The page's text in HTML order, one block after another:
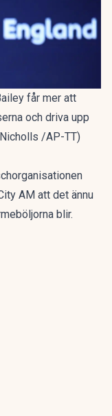
får mer att
och driva upp
/AP-TT)
AM att det ännu
blir.